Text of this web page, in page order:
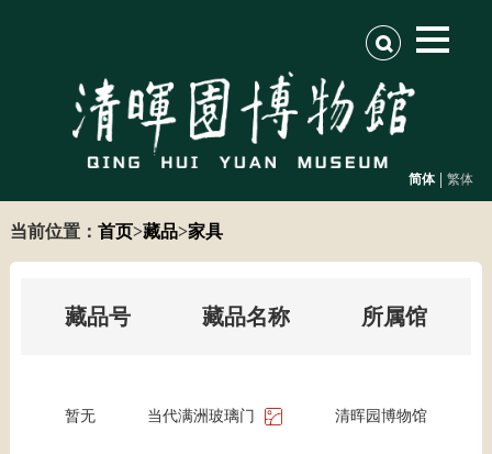
简体 | 繁体
当前位置： 首页>藏品>家具
藏品号 藏品名称 所属馆
暂无 当代满洲玻璃门 清晖园博物馆